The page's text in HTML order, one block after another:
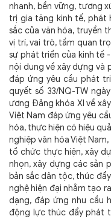
nhanh, bền vững, tương
trị gia tăng kinh tế, phát
sắc của văn hóa, truyền
vị trí, vai trò, tầm quan
sự phát triển của kinh tế
nội dung về xây dựng và
đáp ứng yêu cầu phát
quyết số 33/NQ-TW
ương Đảng khóa XI về
Việt Nam đáp ứng yêu
hóa, thực hiện có hiệu
nghiệp văn hóa Việt
tổ chức thực hiện, xây
nhọn, xây dựng các sản
bản sắc dân tộc, thúc
nghệ hiện đại nhằm tạo
dạng, đáp ứng nhu cầu
động lực thúc đẩy phát